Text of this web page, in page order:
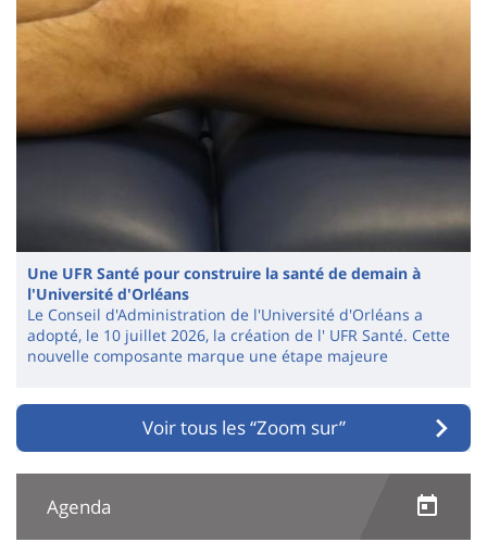
Une UFR Santé pour construire la santé de demain à
l'Université d'Orléans
Le Conseil d'Administration de l'Université d'Orléans a
adopté, le 10 juillet 2026, la création de l' UFR Santé. Cette
nouvelle composante marque une étape majeure
Voir tous les “Zoom sur”
Agenda